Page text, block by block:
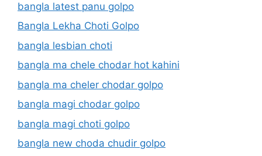
bangla latest panu golpo
Bangla Lekha Choti Golpo
bangla lesbian choti
bangla ma chele chodar hot kahini
bangla ma cheler chodar golpo
bangla magi chodar golpo
bangla magi choti golpo
bangla new choda chudir golpo